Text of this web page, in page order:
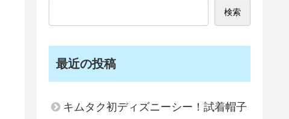
検索
最近の投稿
キムタク初ディズニーシー！試着帽子